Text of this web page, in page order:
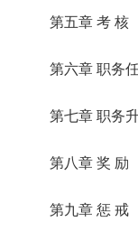
第五章 考 核
第六章 职务
第七章 职务
第八章 奖 励
第九章 惩 戒